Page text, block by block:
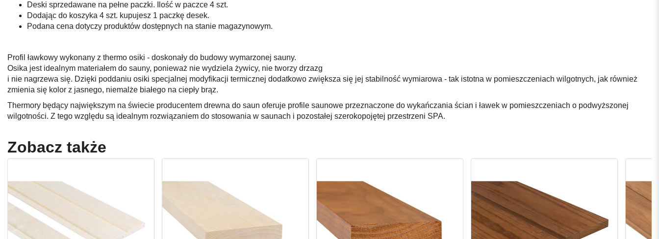
Deski sprzedawane na pełne paczki. Ilość w paczce 4 szt.
Dodając do koszyka 4 szt. kupujesz 1 paczkę desek.
Podana cena dotyczy produktów dostępnych na stanie magazynowym.
Profil ławkowy wykonany z thermo osiki - doskonały do budowy wymarzonej sauny.
Osika jest idealnym materiałem do sauny, ponieważ nie wydziela żywicy, nie tworzy drzazg
i nie nagrzewa się. Dzięki poddaniu osiki specjalnej modyfikacji termicznej dodatkowo zwiększa się jej stabilność wymiarowa - tak istotna w pomieszczeniach wilgotnych, jak również
zmienia się kolor z jasnego, niemalże białego na ciepły brąz.
Thermory będący największym na świecie producentem drewna do saun oferuje profile saunowe przeznaczone do wykańczania ścian i ławek w pomieszczeniach o podwyższonej
wilgotności. Z tego względu są idealnym rozwiązaniem do stosowania w saunach i pozostałej szerokopojętej przestrzeni SPA.
Zobacz także